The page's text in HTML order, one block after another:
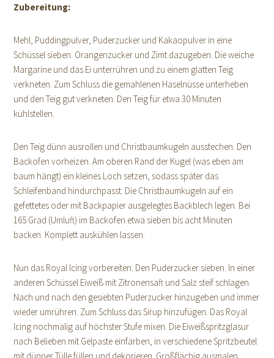
Zubereitung:
Mehl, Puddingpulver, Puderzucker und Kakaopulver in eine
Schüssel sieben. Orangenzucker und Zimt dazugeben. Die weiche
Margarine und das Ei unterrühren und zu einem glatten Teig
verkneten. Zum Schluss die gemahlenen Haselnüsse unterheben
und den Teig gut verkneten. Den Teig für etwa 30 Minuten
kühlstellen.
Den Teig dünn ausrollen und Christbaumkugeln ausstechen. Den
Backofen vorheizen. Am oberen Rand der Kugel (was eben am
baum hängt) ein kleines Loch setzen, sodass später das
Schleifenband hindurchpasst. Die Christbaumkugeln auf ein
gefettetes oder mit Backpapier ausgelegtes Backblech legen. Bei
165 Grad (Umluft) im Backofen etwa sieben bis acht Minuten
backen. Komplett auskühlen lassen.
Nun das Royal Icing vorbereiten: Den Puderzucker sieben. In einer
anderen Schüssel Eiweiß mit Zitronensaft und Salz steif schlagen.
Nach und nach den gesiebten Puderzucker hinzugeben und immer
wieder umrühren. Zum Schluss das Sirup hinzufügen. Das Royal
Icing nochmalig auf höchster Stufe mixen. Die Eiweißspritzglasur
nach Belieben mit Gelpaste einfärben, in verschiedene Spritzbeutel